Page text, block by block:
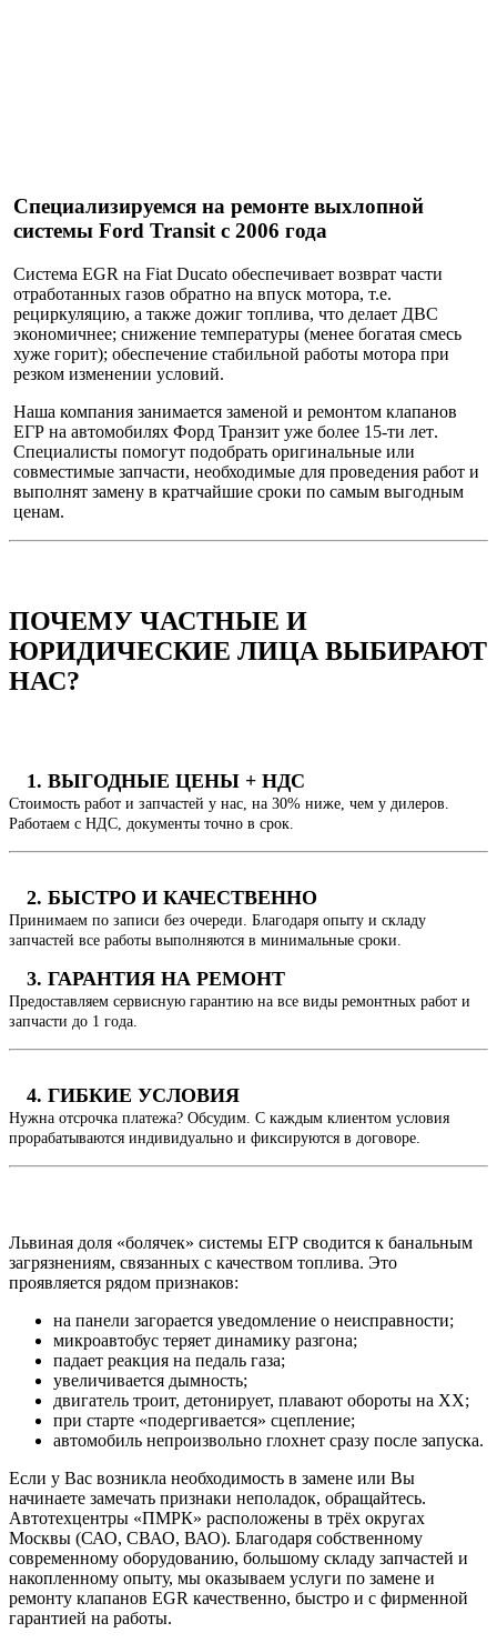
Специализируемся на ремонтевыхлопной
системы Ford Transit с 2006 года
Система EGR на Fiat Ducato обеспечивает возврат части
отработанных газов обратно на впуск мотора, т.е.
рециркуляцию, а также дожиг топлива, что делает ДВС
экономичнее; снижение температуры (менее богатая смесь
хуже горит); обеспечение стабильной работы мотора при
резком изменении условий.
Наша компаниязанимается заменой и ремонтом клапанов
ЕГР на автомобилях Форд Транзит уже более 15-ти лет.
Специалисты помогут подобрать оригинальные или
совместимые запчасти, необходимые для проведения работ и
выполнят замену в кратчайшие сроки по самым выгодным
ценам.
ПОЧЕМУ ЧАСТНЫЕ И
ЮРИДИЧЕСКИЕ ЛИЦА ВЫБИРАЮТ
НАС?
1. ВЫГОДНЫЕ ЦЕНЫ + НДС
Стоимость работ и запчастей у нас, на 30% ниже, чем у дилеров.
Работаем с НДС, документы точно в срок.
2. БЫСТРО И КАЧЕСТВЕННО
Принимаем по записи без очереди. Благодаря опыту и складу
запчастей все работы выполняются в минимальные сроки.
3. ГАРАНТИЯ НА РЕМОНТ
Предоставляем сервисную гарантию на все виды ремонтных работ и
запчасти до 1 года.
4. ГИБКИЕ УСЛОВИЯ
Нужна отсрочка платежа? Обсудим. С каждым клиентом условия
прорабатываются индивидуально и фиксируются в договоре.
Львиная доля «болячек» системы ЕГР сводится к банальным
загрязнениям, связанных с качеством топлива. Это
проявляется рядом признаков:
на панели загорается уведомление о неисправности;
микроавтобус теряет динамику разгона;
падает реакция на педаль газа;
увеличивается дымность;
двигатель троит, детонирует, плавают обороты на ХХ;
при старте «подергивается» сцепление;
автомобиль непроизвольно глохнет сразу после запуска.
Если у Вас возникла необходимость в замене или Вы
начинаете замечать признаки неполадок, обращайтесь.
Автотехцентры «ПМРК» расположены в трёх округах
Москвы (САО, СВАО, ВАО). Благодаря собственному
современному оборудованию, большому складу запчастей и
накопленному опыту, мы оказываем услуги по замене и
ремонту клапанов EGR качественно, быстро и с фирменной
гарантией на работы.